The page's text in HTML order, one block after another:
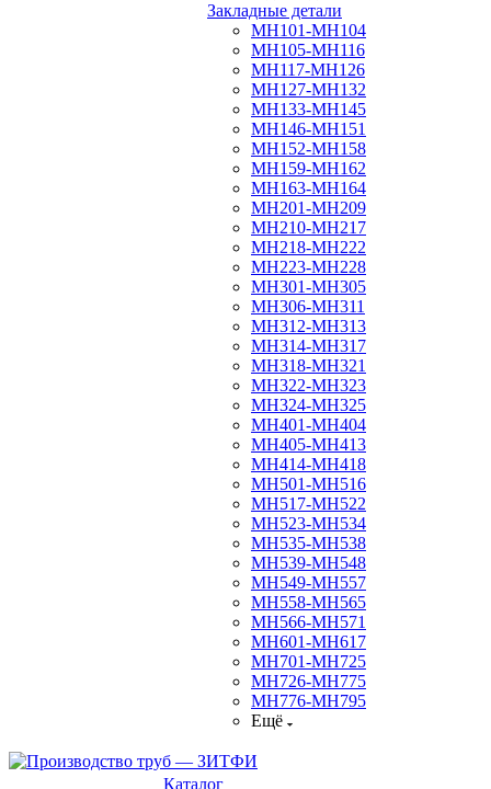
Закладные детали
МН101-МН104
МН105-МН116
МН117-МН126
МН127-МН132
МН133-МН145
МН146-МН151
МН152-МН158
МН159-МН162
МН163-МН164
МН201-МН209
МН210-МН217
МН218-МН222
МН223-МН228
МН301-МН305
МН306-МН311
МН312-МН313
МН314-МН317
МН318-МН321
МН322-МН323
МН324-МН325
МН401-МН404
МН405-МН413
МН414-МН418
МН501-МН516
МН517-МН522
МН523-МН534
МН535-МН538
МН539-МН548
МН549-МН557
МН558-МН565
МН566-МН571
МН601-МН617
МН701-МН725
МН726-МН775
МН776-МН795
Ещё
Каталог